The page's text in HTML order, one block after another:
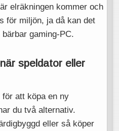
elräkningen kommer och
för miljön, ja då kan det
gaming-PC.
speldator eller
att köpa en ny
du två alternativ.
eller så köper